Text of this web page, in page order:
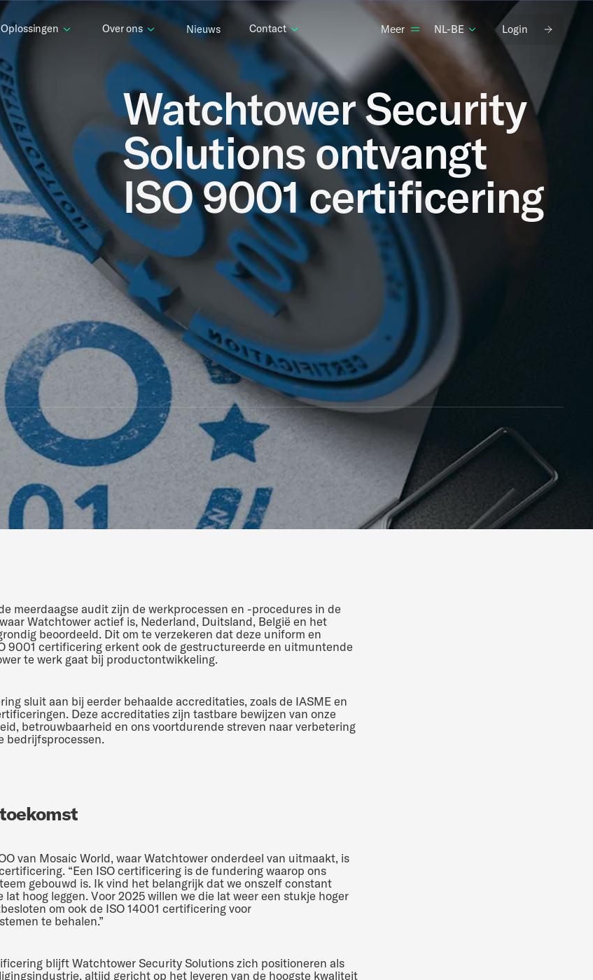
Oplossingen Over ons Nieuws Contact Meer NL-BE Login
Watchtower Security
Solutions ontvangt
ISO 9001 certificering
meerdaagse audit zijn de werkprocessen en -procedures in de
Watchtower actief is, Nederland, Duitsland, België en het
beoordeeld. Dit om te verzekeren dat deze uniform en
9001 certificering erkent ook de gestructureerde en uitmuntende
te werk gaat bij productontwikkeling.
sluit aan bij eerder behaalde accreditaties, zoals de IASME en
Deze accreditaties zijn tastbare bewijzen van onze
betrouwbaarheid en ons voortdurende streven naar verbetering
bedrijfsprocessen.
van Mosaic World, waar Watchtower onderdeel van uitmaakt, is
“Een ISO certificering is de fundering waarop ons
gebouwd is. Ik vind het belangrijk dat we onszelf constant
hoog leggen. Voor 2025 willen we die lat weer een stukje hoger
om ook de ISO 14001 certificering voor
te behalen.”
blijft Watchtower Security Solutions zich positioneren als
altijd gericht op het leveren van de hoogste kwaliteit